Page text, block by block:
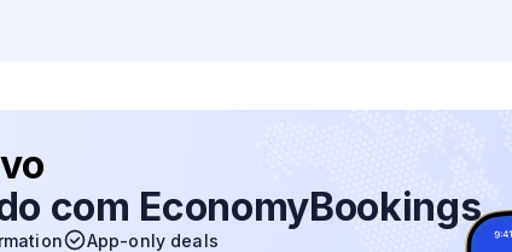
com EconomyBookings
App-only deals